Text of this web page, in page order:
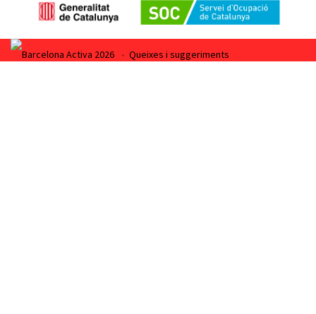
Barcelona Activa 2026 • Queixes i suggeriments